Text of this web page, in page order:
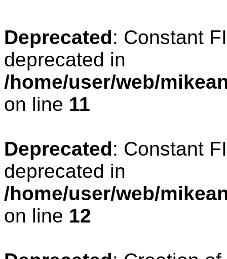
Deprecated: Constant
deprecated in
/home/user/web/
on line 11
Deprecated: Constant
deprecated in
/home/user/web/
on line 12